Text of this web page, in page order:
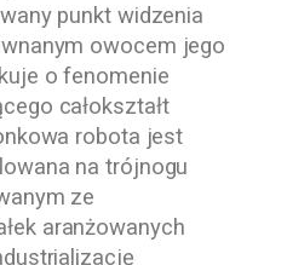
punkt widzenia
owocem jego
o fenomenie
całokształt
robota jest
na trójnogu
ze
aranżowanych